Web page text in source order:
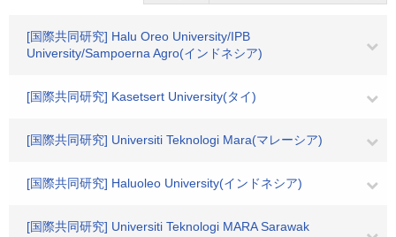
[国際共同研究] Halu Oreo University/IPB
University/Sampoerna Agro(インドネシア)
[国際共同研究] Kasetsert University(タイ)
[国際共同研究] Universiti Teknologi Mara(マレーシア)
[国際共同研究] Haluoleo University(インドネシア)
[国際共同研究] Universiti Teknologi MARA Sarawak